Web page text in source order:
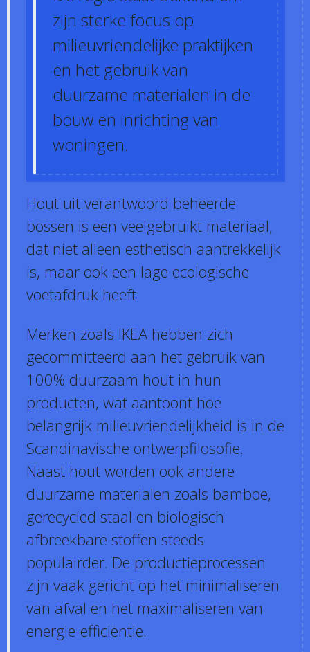
zijn sterke focus op
milieuvriendelijke praktijken
en het gebruik van
duurzame materialen in de
bouw en inrichting van
woningen.
Hout uit verantwoord beheerde
bossen is een veelgebruikt materiaal,
dat niet alleen esthetisch aantrekkelijk
is, maar ook een lage ecologische
voetafdruk heeft.
Merken zoals IKEA hebben zich
gecommitteerd aan het gebruik van
100% duurzaam hout in hun
producten, wat aantoont hoe
belangrijk milieuvriendelijkheid is in de
Scandinavische ontwerpfilosofie.
Naast hout worden ook andere
duurzame materialen zoals bamboe,
gerecycled staal en biologisch
afbreekbare stoffen steeds
populairder. De productieprocessen
zijn vaak gericht op het minimaliseren
van afval en het maximaliseren van
energie-efficiëntie.